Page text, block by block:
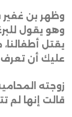
وظهر بن غفير
وهو يقول
يقتل
عليك أن
زوجته
قالت إنها لم